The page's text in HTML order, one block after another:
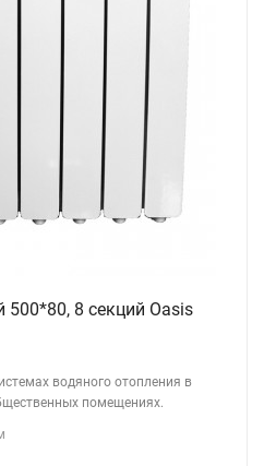
8 секций Oasis
водяного отопления в
помещениях.